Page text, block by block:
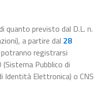
quanto previsto dal D.L. n.
a partire dal 28
registrarsi
Pubblico di
Identità Elettronica) o CNS